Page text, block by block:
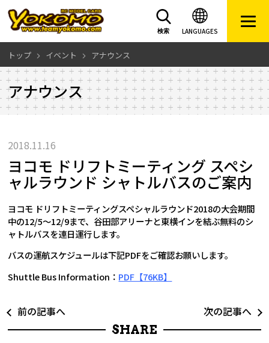
LANGUAGES
検索
トップ イベント アナウンス
アナウンス
2018.11.16
ヨコモ ドリフトミーティング スペシ
ャルラウンド シャトルバスのご案内
ヨコモ ドリフトミーティングスペシャルラウンド2018の大会期間
中の12/5～12/9まで、谷田部アリーナと東横インを結ぶ無料のシ
ャトルバスを連日運行します。
バスの運航スケジュールは下記PDFをご確認お願いします。
Shuttle Bus Information： PDF【76KB】
前の記事へ
次の記事へ
SHARE